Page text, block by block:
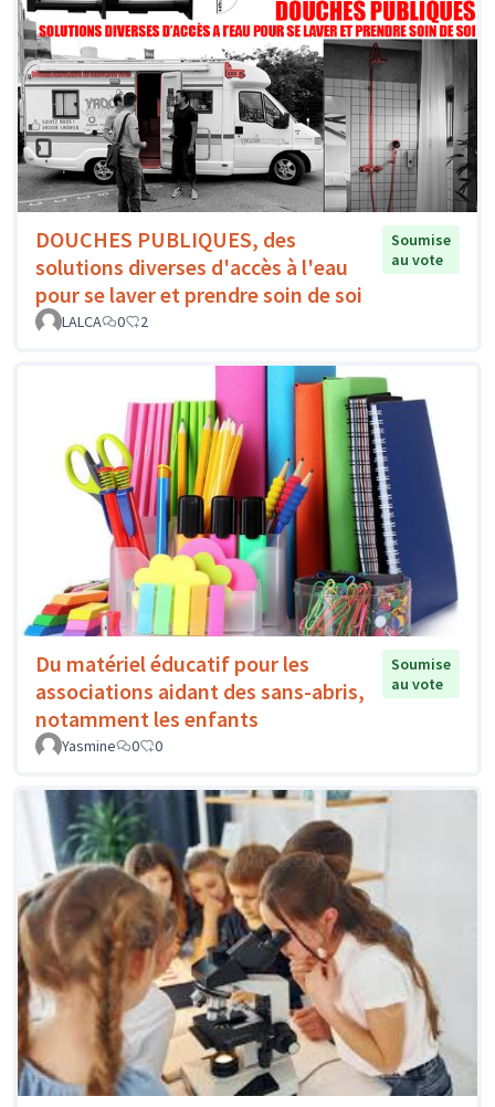
DOUCHES PUBLIQUES, des
solutions diverses d'accès à l'eau
pour se laver et prendre soin de soi
Soumise
au vote
LALCA 0 2
Du matériel éducatif pour les
associations aidant des sans-abris,
notamment les enfants
Soumise
au vote
Yasmine 0 0